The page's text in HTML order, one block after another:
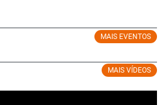
MAIS EVENTOS
MAIS VÍDEOS